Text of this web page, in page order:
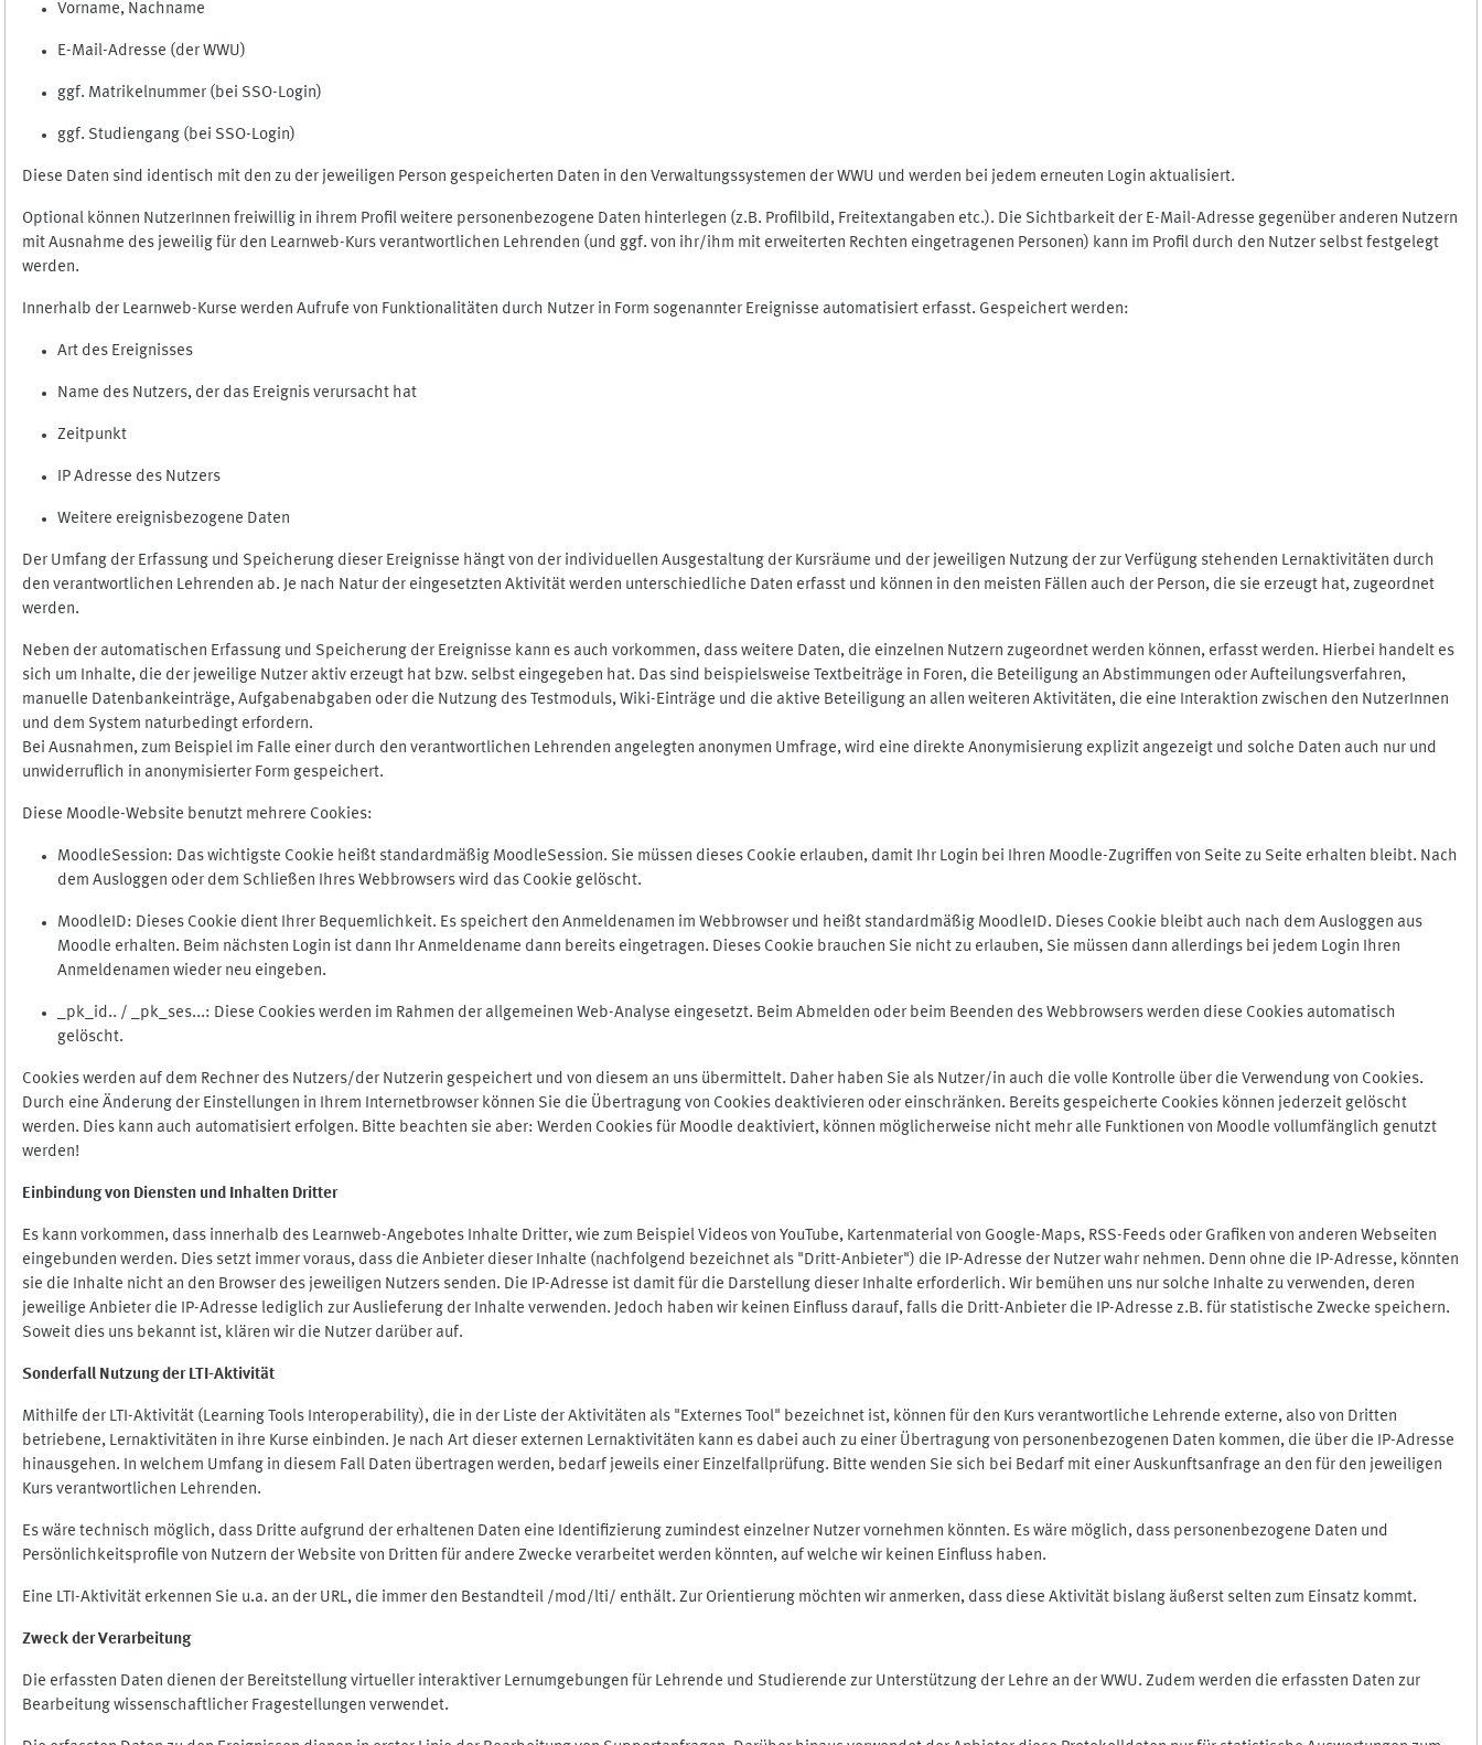
Vorname, Nachname
E-Mail-Adresse (der WWU)
ggf. Matrikelnummer (bei SSO-Login)
ggf. Studiengang (bei SSO-Login)
Diese Daten sind identisch mit den zu der jeweiligen Person gespeicherten Daten in den Verwaltungssystemen der WWU und werden bei jedem erneuten Login aktualisiert.
Optional können NutzerInnen freiwillig in ihrem Profil weitere personenbezogene Daten hinterlegen (z.B. Profilbild, Freitextangaben etc.). Die Sichtbarkeit der E-Mail-Adresse gegenüber anderen Nutzern
mit Ausnahme des jeweilig für den Learnweb-Kurs verantwortlichen Lehrenden (und ggf. von ihr/ihm mit erweiterten Rechten eingetragenen Personen) kann im Profil durch den Nutzer selbst festgelegt
werden.
Innerhalb der Learnweb-Kurse werden Aufrufe von Funktionalitäten durch Nutzer in Form sogenannter Ereignisse automatisiert erfasst. Gespeichert werden:
Art des Ereignisses
Name des Nutzers, der das Ereignis verursacht hat
Zeitpunkt
IP Adresse des Nutzers
Weitere ereignisbezogene Daten
Der Umfang der Erfassung und Speicherung dieser Ereignisse hängt von der individuellen Ausgestaltung der Kursräume und der jeweiligen Nutzung der zur Verfügung stehenden Lernaktivitäten durch
den verantwortlichen Lehrenden ab. Je nach Natur der eingesetzten Aktivität werden unterschiedliche Daten erfasst und können in den meisten Fällen auch der Person, die sie erzeugt hat, zugeordnet
werden.
Neben der automatischen Erfassung und Speicherung der Ereignisse kann es auch vorkommen, dass weitere Daten, die einzelnen Nutzern zugeordnet werden können, erfasst werden. Hierbei handelt es
sich um Inhalte, die der jeweilige Nutzer aktiv erzeugt hat bzw. selbst eingegeben hat. Das sind beispielsweise Textbeiträge in Foren, die Beteiligung an Abstimmungen oder Aufteilungsverfahren,
manuelle Datenbankeinträge, Aufgabenabgaben oder die Nutzung des Testmoduls, Wiki-Einträge und die aktive Beteiligung an allen weiteren Aktivitäten, die eine Interaktion zwischen den NutzerInnen
und dem System naturbedingt erfordern.
Bei Ausnahmen, zum Beispiel im Falle einer durch den verantwortlichen Lehrenden angelegten anonymen Umfrage, wird eine direkte Anonymisierung explizit angezeigt und solche Daten auch nur und
unwiderruflich in anonymisierter Form gespeichert.
Diese Moodle-Website benutzt mehrere Cookies:
MoodleSession: Das wichtigste Cookie heißt standardmäßig MoodleSession. Sie müssen dieses Cookie erlauben, damit Ihr Login bei Ihren Moodle-Zugriffen von Seite zu Seite erhalten bleibt. Nach
dem Ausloggen oder dem Schließen Ihres Webbrowsers wird das Cookie gelöscht.
MoodleID: Dieses Cookie dient Ihrer Bequemlichkeit. Es speichert den Anmeldenamen im Webbrowser und heißt standardmäßig MoodleID. Dieses Cookie bleibt auch nach dem Ausloggen aus
Moodle erhalten. Beim nächsten Login ist dann Ihr Anmeldename dann bereits eingetragen. Dieses Cookie brauchen Sie nicht zu erlauben, Sie müssen dann allerdings bei jedem Login Ihren
Anmeldenamen wieder neu eingeben.
_pk_id.. / _pk_ses...: Diese Cookies werden im Rahmen der allgemeinen Web-Analyse eingesetzt. Beim Abmelden oder beim Beenden des Webbrowsers werden diese Cookies automatisch
gelöscht.
Cookies werden auf dem Rechner des Nutzers/der Nutzerin gespeichert und von diesem an uns übermittelt. Daher haben Sie als Nutzer/in auch die volle Kontrolle über die Verwendung von Cookies.
Durch eine Änderung der Einstellungen in Ihrem Internetbrowser können Sie die Übertragung von Cookies deaktivieren oder einschränken. Bereits gespeicherte Cookies können jederzeit gelöscht
werden. Dies kann auch automatisiert erfolgen. Bitte beachten sie aber: Werden Cookies für Moodle deaktiviert, können möglicherweise nicht mehr alle Funktionen von Moodle vollumfänglich genutzt
werden!
Einbindung von Diensten und Inhalten Dritter
Es kann vorkommen, dass innerhalb des Learnweb-Angebotes Inhalte Dritter, wie zum Beispiel Videos von YouTube, Kartenmaterial von Google-Maps, RSS-Feeds oder Grafiken von anderen Webseiten
eingebunden werden. Dies setzt immer voraus, dass die Anbieter dieser Inhalte (nachfolgend bezeichnet als "Dritt-Anbieter") die IP-Adresse der Nutzer wahr nehmen. Denn ohne die IP-Adresse, könnten
sie die Inhalte nicht an den Browser des jeweiligen Nutzers senden. Die IP-Adresse ist damit für die Darstellung dieser Inhalte erforderlich. Wir bemühen uns nur solche Inhalte zu verwenden, deren
jeweilige Anbieter die IP-Adresse lediglich zur Auslieferung der Inhalte verwenden. Jedoch haben wir keinen Einfluss darauf, falls die Dritt-Anbieter die IP-Adresse z.B. für statistische Zwecke speichern.
Soweit dies uns bekannt ist, klären wir die Nutzer darüber auf.
Sonderfall Nutzung der LTI-Aktivität
Mithilfe der LTI-Aktivität (Learning Tools Interoperability), die in der Liste der Aktivitäten als "Externes Tool" bezeichnet ist, können für den Kurs verantwortliche Lehrende externe, also von Dritten
betriebene, Lernaktivitäten in ihre Kurse einbinden. Je nach Art dieser externen Lernaktivitäten kann es dabei auch zu einer Übertragung von personenbezogenen Daten kommen, die über die IP-Adresse
hinausgehen. In welchem Umfang in diesem Fall Daten übertragen werden, bedarf jeweils einer Einzelfallprüfung. Bitte wenden Sie sich bei Bedarf mit einer Auskunftsanfrage an den für den jeweiligen
Kurs verantwortlichen Lehrenden.
Es wäre technisch möglich, dass Dritte aufgrund der erhaltenen Daten eine Identifizierung zumindest einzelner Nutzer vornehmen könnten. Es wäre möglich, dass personenbezogene Daten und
Persönlichkeitsprofile von Nutzern der Website von Dritten für andere Zwecke verarbeitet werden könnten, auf welche wir keinen Einfluss haben.
Eine LTI-Aktivität erkennen Sie u.a. an der URL, die immer den Bestandteil /mod/lti/ enthält. Zur Orientierung möchten wir anmerken, dass diese Aktivität bislang äußerst selten zum Einsatz kommt.
Zweck der Verarbeitung
Die erfassten Daten dienen der Bereitstellung virtueller interaktiver Lernumgebungen für Lehrende und Studierende zur Unterstützung der Lehre an der WWU. Zudem werden die erfassten Daten zur
Bearbeitung wissenschaftlicher Fragestellungen verwendet.